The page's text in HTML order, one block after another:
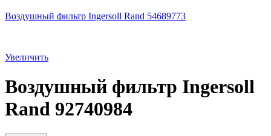
Воздушный фильтр Ingersoll Rand 54689773
Увеличить
Воздушный фильтр Ingersoll
Rand 92740984